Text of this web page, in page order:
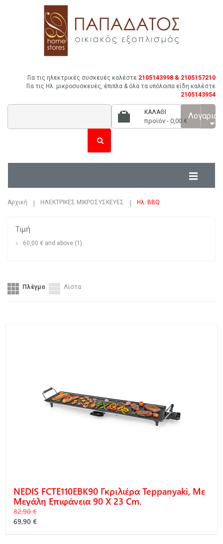
Για τις ηλεκτρικές συσκευές καλέστε 2105143998 & 2105157210
Για τις Ηλ. μικροσυσκευές, έπιπλα & όλα τα υπόλοιπα είδη καλέστε
2105143954
ΚΑΛΆΘΙ
προϊόν -0,00 €
Αρχική ΗΛΕΚΤΡΙΚΕΣ ΜΙΚΡΟΣΥΣΚΕΥΕΣ Ηλ. BBQ
Τιμή
60,00 € and above (1)
Πλέγμα Λίστα
NEDIS FCTE110EBK90 Γκριλιέρα Teppanyaki, Με
Μεγάλη Επιφάνεια 90 X 23 Cm.
82,90 €
69,90 €